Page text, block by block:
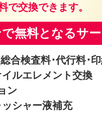
で交換できます。
無料となるサ
合検査料･代行料･
イルエレメント交換
ン
ッシャー液補充